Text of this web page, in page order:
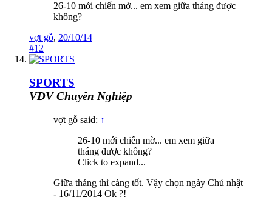
26-10 mới chiến mờ... em xem giữa tháng được
không?
vợt gỗ, 20/10/14
#12
SPORTS
VĐV Chuyên Nghiệp
vợt gỗ said: ↑
26-10 mới chiến mờ... em xem giữa
tháng được không?
Click to expand...
Giữa tháng thì càng tốt. Vậy chọn ngày Chủ nhật
- 16/11/2014 Ok ?!